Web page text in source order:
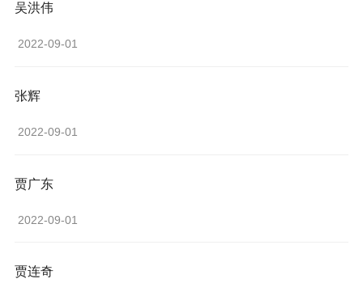
吴洪伟
2022-09-01
张辉
2022-09-01
贾广东
2022-09-01
贾连奇